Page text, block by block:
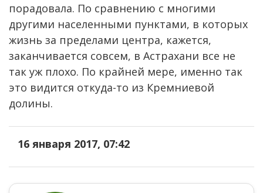
порадовала. По сравнению с многими
другими населенными пунктами, в которых
жизнь за пределами центра, кажется,
заканчивается совсем, в Астрахани все не
так уж плохо. По крайней мере, именно так
это видится откуда-то из Кремниевой
долины.
16 января 2017, 07:42